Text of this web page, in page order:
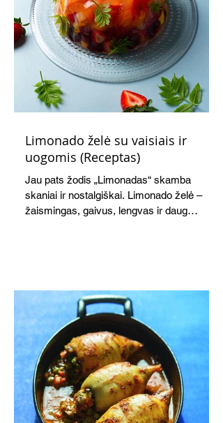
Limonado želė su vaisiais ir
uogomis (Receptas)
Jau pats žodis „Limonadas“ skamba
skaniai ir nostalgiškai. Limonado želė –
žaismingas, gaivus, lengvas ir daug